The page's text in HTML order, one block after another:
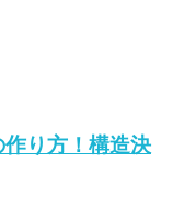
り方！構造決